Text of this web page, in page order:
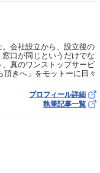
会社設立から、設立後の
口が同じというだけでな
真のワンストップサービ
頂きへ」をモットーに日々
プロフィール詳細
執筆記事一覧